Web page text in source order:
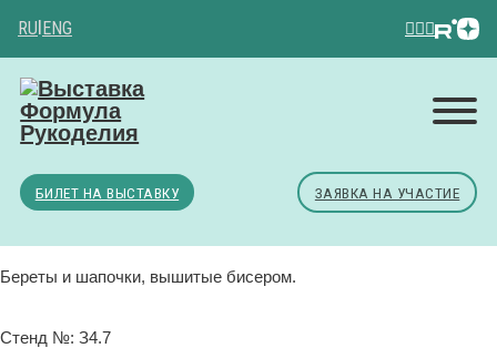
RU ENG
БИЛЕТ НА ВЫСТАВКУ ЗАЯВКА НА УЧАСТИЕ
Береты и шапочки, вышитые бисером.
Стенд №: З4.7